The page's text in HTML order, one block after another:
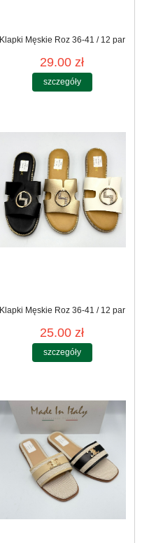
Klapki Męskie Roz 36-41 / 12 par
29.00 zł
szczegóły
Klapki Męskie Roz 36-41 / 12 par
25.00 zł
szczegóły